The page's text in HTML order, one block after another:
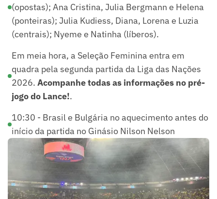
(opostas); Ana Cristina, Julia Bergmann e Helena
(ponteiras); Julia Kudiess, Diana, Lorena e Luzia
(centrais); Nyeme e Natinha (líberos).
Em meia hora, a Seleção Feminina entra em
quadra pela segunda partida da Liga das Nações
2026. Acompanhe todas as informações no pré-
jogo do Lance!.
10:30 - Brasil e Bulgária no aquecimento antes do
início da partida no Ginásio Nilson Nelson